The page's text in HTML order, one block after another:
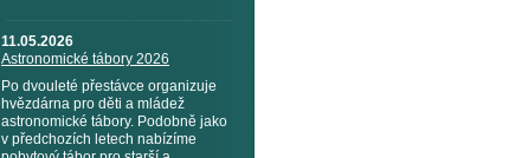
11.05.2026
Astronomické tábory 2026
Po dvouleté přestávce organizuje
hvězdárna pro děti a mládež
astronomické tábory. Podobně jako
v předchozích letech nabízíme